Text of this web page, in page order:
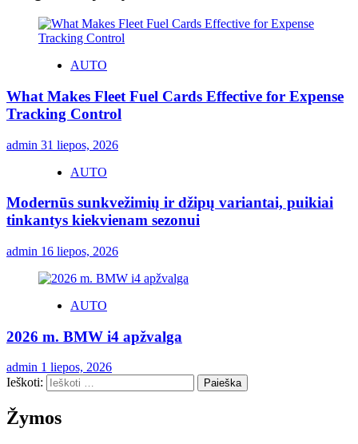
AUTO
What Makes Fleet Fuel Cards Effective for Expense
Tracking Control
admin 31 liepos, 2026
AUTO
Modernūs sunkvežimių ir džipų variantai, puikiai
tinkantys kiekvienam sezonui
admin 16 liepos, 2026
AUTO
2026 m. BMW i4 apžvalga
admin 1 liepos, 2026
Ieškoti:
Žymos